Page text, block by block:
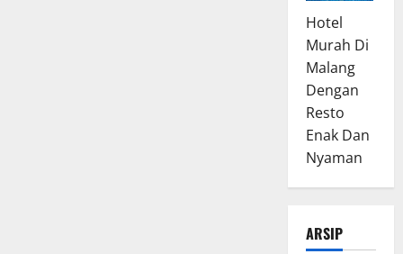
Hotel
Murah Di
Malang
Dengan
Resto
Enak Dan
Nyaman
ARSIP